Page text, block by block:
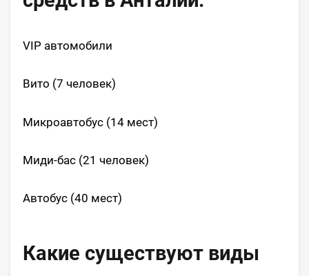
VIP автомобили
Вито (7 человек)
Микроавтобус (14 мест)
Миди-бас (21 человек)
Автобус (40 мест)
Какие существуют виды